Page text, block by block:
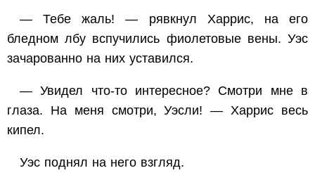
— Тебе жаль! — рявкнул Харрис, на его
бледном лбу вспучились фиолетовые вены. Уэс
зачарованно на них уставился.
— Увидел что-то интересное? Смотри мне в
глаза. На меня смотри, Уэсли! — Харрис весь
кипел.
Уэс поднял на него взгляд.